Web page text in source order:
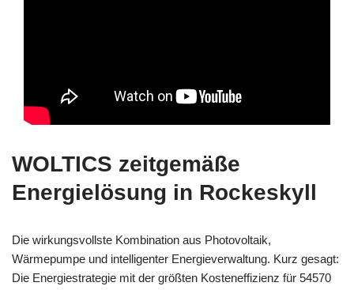
WOLTICS zeitgemäße
Energielösung in Rockeskyll
Die wirkungsvollste Kombination aus Photovoltaik,
Wärmepumpe und intelligenter Energieverwaltung. Kurz gesagt:
Die Energiestrategie mit der größten Kosteneffizienz für 54570